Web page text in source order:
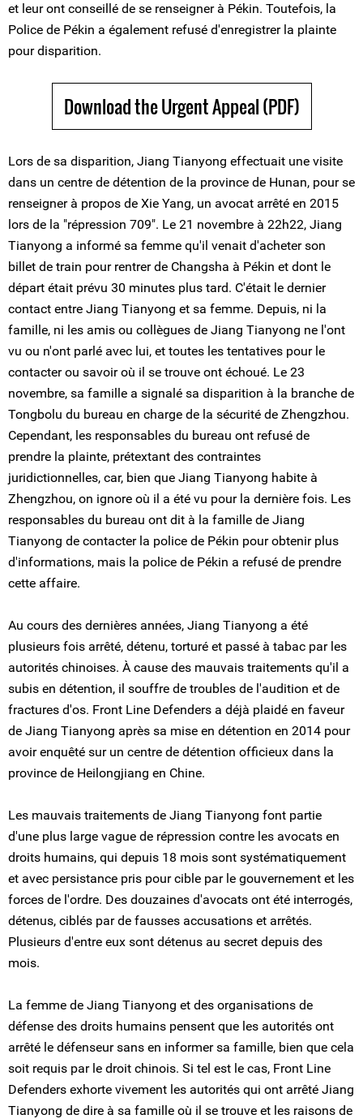
et leur ont conseillé de se renseigner à Pékin. Toutefois, la
Police de Pékin a également refusé d'enregistrer la plainte
pour disparition.
Download the Urgent Appeal (PDF)
Lors de sa disparition, Jiang Tianyong effectuait une visite
dans un centre de détention de la province de Hunan, pour se
renseigner à propos de Xie Yang, un avocat arrêté en 2015
lors de la "répression 709". Le 21 novembre à 22h22, Jiang
Tianyong a informé sa femme qu'il venait d'acheter son
billet de train pour rentrer de Changsha à Pékin et dont le
départ était prévu 30 minutes plus tard. C'était le dernier
contact entre Jiang Tianyong et sa femme. Depuis, ni la
famille, ni les amis ou collègues de Jiang Tianyong ne l'ont
vu ou n'ont parlé avec lui, et toutes les tentatives pour le
contacter ou savoir où il se trouve ont échoué. Le 23
novembre, sa famille a signalé sa disparition à la branche de
Tongbolu du bureau en charge de la sécurité de Zhengzhou.
Cependant, les responsables du bureau ont refusé de
prendre la plainte, prétextant des contraintes
juridictionnelles, car, bien que Jiang Tianyong habite à
Zhengzhou, on ignore où il a été vu pour la dernière fois. Les
responsables du bureau ont dit à la famille de Jiang
Tianyong de contacter la police de Pékin pour obtenir plus
d'informations, mais la police de Pékin a refusé de prendre
cette affaire.
Au cours des dernières années, Jiang Tianyong a été
plusieurs fois arrêté, détenu, torturé et passé à tabac par les
autorités chinoises. À cause des mauvais traitements qu'il a
subis en détention, il souffre de troubles de l'audition et de
fractures d'os. Front Line Defenders a déjà plaidé en faveur
de Jiang Tianyong après sa mise en détention en 2014 pour
avoir enquêté sur un centre de détention officieux dans la
province de Heilongjiang en Chine.
Les mauvais traitements de Jiang Tianyong font partie
d'une plus large vague de répression contre les avocats en
droits humains, qui depuis 18 mois sont systématiquement
et avec persistance pris pour cible par le gouvernement et les
forces de l'ordre. Des douzaines d'avocats ont été interrogés,
détenus, ciblés par de fausses accusations et arrêtés.
Plusieurs d'entre eux sont détenus au secret depuis des
mois.
La femme de Jiang Tianyong et des organisations de
défense des droits humains pensent que les autorités ont
arrêté le défenseur sans en informer sa famille, bien que cela
soit requis par le droit chinois. Si tel est le cas, Front Line
Defenders exhorte vivement les autorités qui ont arrêté Jiang
Tianyong de dire à sa famille où il se trouve et les raisons de